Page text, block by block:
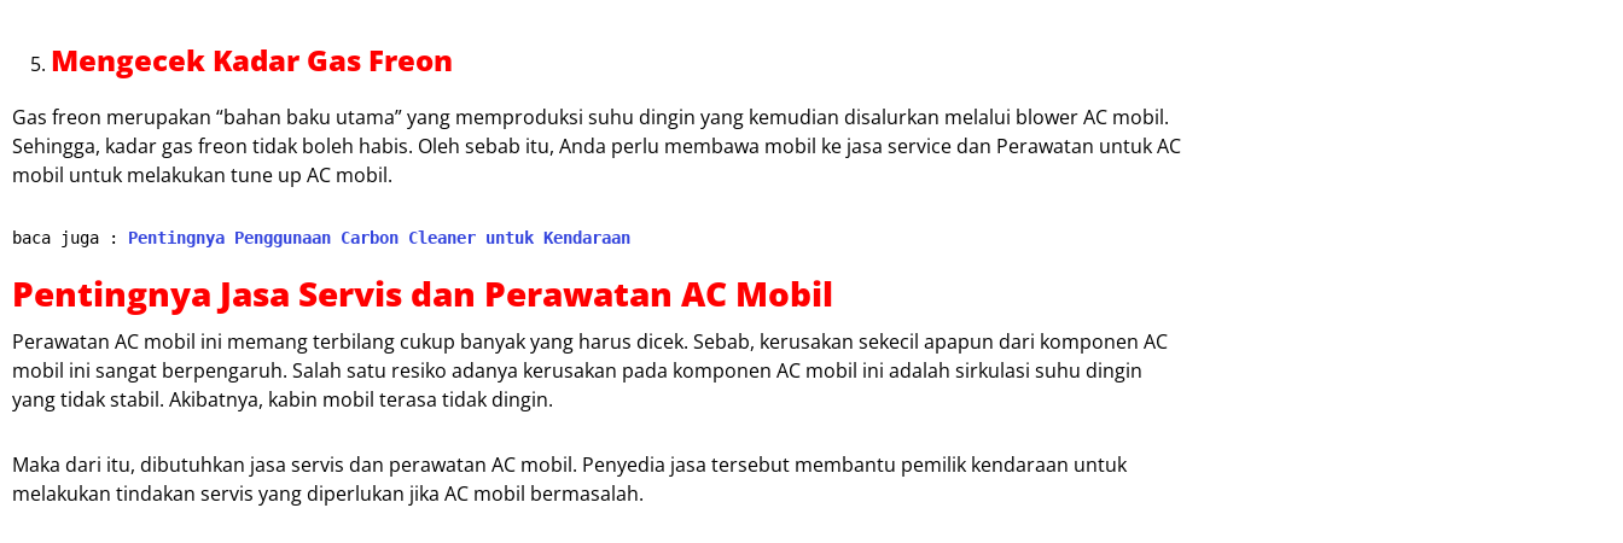
Mengecek Kadar Gas Freon
Gas freon merupakan “bahan baku utama” yang memproduksi suhu dingin yang kemudian disalurkan melalui blower AC mobil.
Sehingga, kadar gas freon tidak boleh habis. Oleh sebab itu, Anda perlu membawa mobil ke jasa service dan Perawatan untuk AC
mobil untuk melakukan tune up AC mobil.
baca juga : Pentingnya Penggunaan Carbon Cleaner untuk Kendaraan
Pentingnya Jasa Servis dan Perawatan AC Mobil
Perawatan AC mobil ini memang terbilang cukup banyak yang harus dicek. Sebab, kerusakan sekecil apapun dari komponen AC
mobil ini sangat berpengaruh. Salah satu resiko adanya kerusakan pada komponen AC mobil ini adalah sirkulasi suhu dingin
yang tidak stabil. Akibatnya, kabin mobil terasa tidak dingin.
Maka dari itu, dibutuhkan jasa servis dan perawatan AC mobil. Penyedia jasa tersebut membantu pemilik kendaraan untuk
melakukan tindakan servis yang diperlukan jika AC mobil bermasalah.